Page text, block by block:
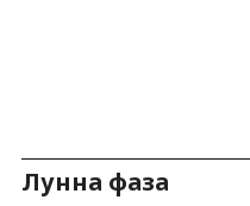
Лунна фаза